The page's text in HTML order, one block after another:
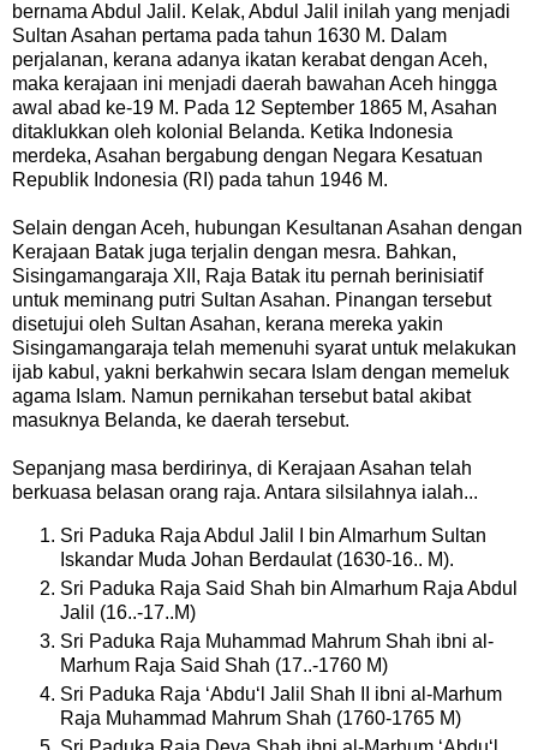
bernama Abdul Jalil. Kelak, Abdul Jalil inilah yang menjadi
Sultan Asahan pertama pada tahun 1630 M. Dalam
perjalanan, kerana adanya ikatan kerabat dengan Aceh,
maka kerajaan ini menjadi daerah bawahan Aceh hingga
awal abad ke-19 M. Pada 12 September 1865 M, Asahan
ditaklukkan oleh kolonial Belanda. Ketika Indonesia
merdeka, Asahan bergabung dengan Negara Kesatuan
Republik Indonesia (RI) pada tahun 1946 M.
Selain dengan Aceh, hubungan Kesultanan Asahan dengan
Kerajaan Batak juga terjalin dengan mesra. Bahkan,
Sisingamangaraja XII, Raja Batak itu pernah berinisiatif
untuk meminang putri Sultan Asahan. Pinangan tersebut
disetujui oleh Sultan Asahan, kerana mereka yakin
Sisingamangaraja telah memenuhi syarat untuk melakukan
ijab kabul, yakni berkahwin secara Islam dengan memeluk
agama Islam. Namun pernikahan tersebut batal akibat
masuknya Belanda, ke daerah tersebut.
Sepanjang masa berdirinya, di Kerajaan Asahan telah
berkuasa belasan orang raja. Antara silsilahnya ialah...
Sri Paduka Raja Abdul Jalil I bin Almarhum Sultan
Iskandar Muda Johan Berdaulat (1630-16.. M).
Sri Paduka Raja Said Shah bin Almarhum Raja Abdul
Jalil (16..-17..M)
Sri Paduka Raja Muhammad Mahrum Shah ibni al-
Marhum Raja Said Shah (17..-1760 M)
Sri Paduka Raja ‘Abdu‘l Jalil Shah II ibni al-Marhum
Raja Muhammad Mahrum Shah (1760-1765 M)